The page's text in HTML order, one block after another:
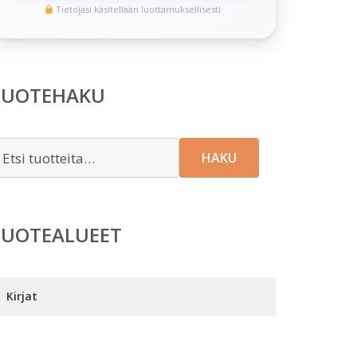
Tietojasi käsitellään luottamuksellisesti
HAKU
Kirjat